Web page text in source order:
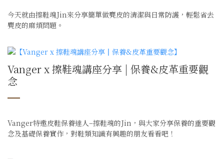
今天就由擦鞋魂Jin來分享簡單做麂皮的清潔與日常防護，輕鬆省去
麂皮的麻煩問題。
Vanger x 擦鞋魂講座分享 | 保養&皮革重要觀
念
Vanger特邀皮鞋保養達人–擦鞋魂的Jin，與大家分享保養的重要觀
念及基礎保養實作，對鞋類知識有興趣的朋友看看吧！